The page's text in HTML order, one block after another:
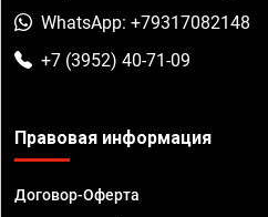
WhatsApp: +79317082148
+7 (3952) 40-71-09
Правовая информация
Договор-Оферта